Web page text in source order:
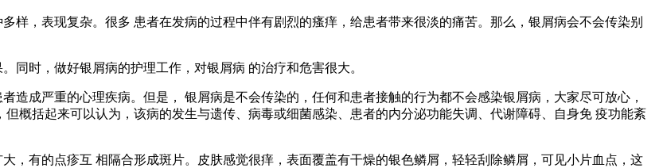
样，表现复杂。很多 患者在发病的过程中伴有剧烈的瘙痒，给患者带来很淡的痛苦。那么，银屑病会不会传染别
同时，做好银屑病的护理工作，对银屑病 的治疗和危害很大。
造成严重的心理疾病。但是， 银屑病是不会传染的，任何和患者接触的行为都不会感染银屑病，大家尽可放心，
概括起来可以认为，该病的发生与遗传、病毒或细菌感染、患者的内分泌功能失调、代谢障碍、自身免 疫功能紊
，有的点疹互 相隔合形成斑片。皮肤感觉很痒，表面覆盖有干燥的银色鳞屑，轻轻刮除鳞屑，可见小片血点，这